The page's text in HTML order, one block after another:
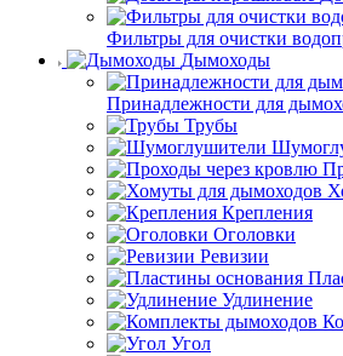
Фильтры для очистки
Дымоходы
Принадлежности для
Трубы
Крепления
Оголовки
Ревизии
Удлинение
Угол